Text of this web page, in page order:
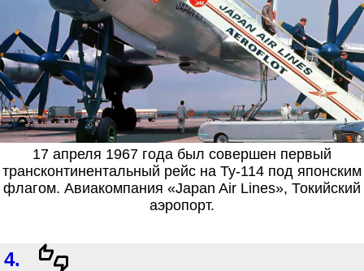
17 апреля 1967 года был совершен первый
трансконтинентальный рейс на Ту-114 под японским
флагом. Авиакомпания «Japan Air Lines», Токийский
аэропорт.
4.